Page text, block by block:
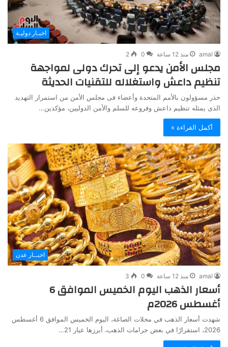
اخبـار دوليـة
amal منذ 12 ساعة 0
2
مجلس الأمن يدعو إلى تحرك دولى لمواجهة
تنظيم داعش واستغلاله للتقنيات الحديثة
حذر مسؤولون بالأمم المتحدة وأعضاء فى مجلس الأمن من استمرار التهديد
الذى يمثله تنظيم داعش وفروعه للسلم والأمن الدوليين، مؤكدين…
أكمل القراءة »
اخبــار عدن
amal منذ 12 ساعة 0
3
أسعار الذهب اليوم الخميس الموافق 6
أغسطس 2026م
شهدت أسعار الذهب في محلات الصاغة، اليوم الخميس الموافق 6 أغسطس
2026، استقرارًا في بعض جرامات الذهب، أبرزها عيار 21…